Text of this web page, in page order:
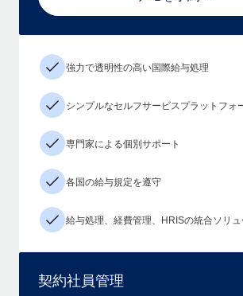
強力で透明性の高い国際給与処理
シンプルなセルフサービスプラットフォ
専門家による個別サポート
各国の給与規定を遵守
給与処理、経費管理、HRISの統合ソリ
契約社員管理